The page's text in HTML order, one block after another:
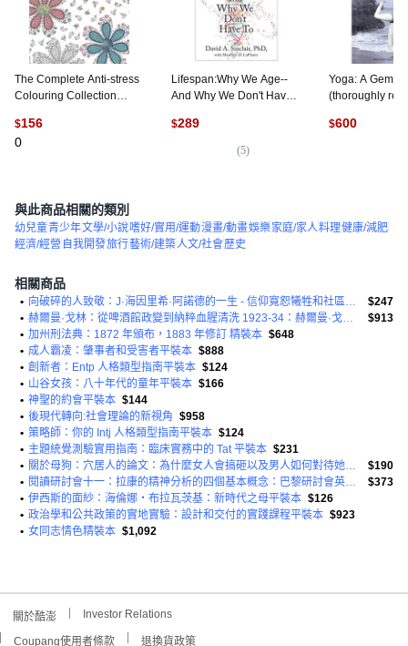
The Complete Anti-stress
Colouring Collection
calming colouring book
collection 平裝版, Bell &
$156
0
Lifespan:Why We Age--
And Why We Don't Have
$289
(5)
Yoga: A Gem
(thoroughly
Allied
$600
與此商品相關的類別
幼兒童青少年文學/小說嗜好/實用/運動漫畫/動畫娛樂家庭/家人料理健康/減肥
經濟/經營 自我開發旅行藝術/建築人文/社會歷史
相關商品
• 向破碎的人致敬：J·海因里希·阿諾德的一生 - 信仰寬恕犧牲和社區精裝的真實故事
$247
•
赫爾曼·戈林：從啤酒館政變到納粹血腥清洗 1923-34：赫爾曼·戈林的個人相簿。第 2 卷精裝本
$913
• 加州刑法典：1872 年頒布，1883 年修訂 精裝本 $648
• 成人霸凌：肇事者和受害者平裝本 $888
• 創新者：Entp 人格類型指南平裝本 $124
• 山谷女孩：八十年代的童年平裝本 $166
• 神聖的約會平裝本 $144
• 後現代轉向:社會理論的新視角 $958
• 策略師：你的 Intj 人格類型指南平裝本 $124
• 主題統覺測驗實用指南：臨床實務中的 Tat 平裝本 $231
•
關於母狗：穴居人的論文：為什麼女人會搞砸以及男人如何對待她們平裝本
$190
•
閱讀研討會十一：拉康的精神分析的四個基本概念：巴黎研討會英文平裝本
$373
• 伊西斯的面紗：海倫娜‧布拉瓦茨基：新時代之母平裝本 $126
• 政治學和公共政策的實地實驗：設計和交付的實踐課程平裝本 $923
• 女同志情色精裝本 $1,092
關於酷澎 Investor Relations
Coupang使用者條款 退換貨政策